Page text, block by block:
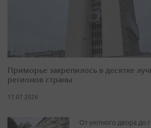
Приморье закрепилось в десятке
регионов страны
17.07.2026
От уютного двора до